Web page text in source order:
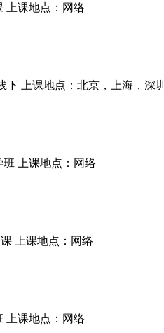
上课地点：网络
下 上课地点：北京，上海，深圳
班 上课地点：网络
上课地点：网络
上课地点：网络